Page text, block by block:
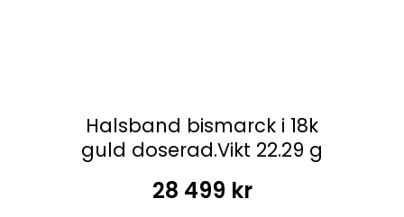
Halsband bismarck i 18k
guld doserad.Vikt 22.29 g
28 499 kr